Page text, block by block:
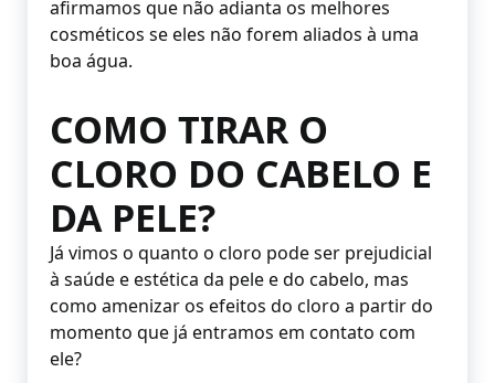
afirmamos que não adianta os melhores
cosméticos se eles não forem aliados à uma
boa água.
COMO TIRAR O
CLORO DO CABELO E
DA PELE?
Já vimos o quanto o cloro pode ser prejudicial
à saúde e estética da pele e do cabelo, mas
como amenizar os efeitos do cloro a partir do
momento que já entramos em contato com
ele?